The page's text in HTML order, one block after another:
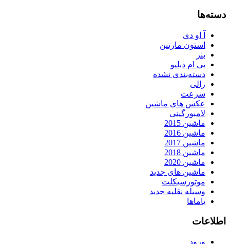
دسته‌ها
آ او دی
استون مارتین
بنز
بی ام دبلیو
دسته‌بندی نشده
رالی
سرعت
عکس های ماشین
لامبورگینی
ماشین 2015
ماشین 2016
ماشین 2017
ماشین 2018
ماشین 2020
ماشین های جدید
موتورسیکلت
وسیله نقلیه جدید
یاماها
اطلاعات
ورود